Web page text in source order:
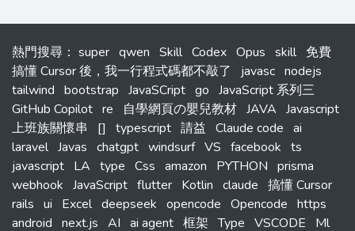
熱門搜尋 ： super qwen Skill Codex Opus skill 免費
搞懂 Cursor 後，我一行程式碼都不敲了
javasc nodejs
tailwind bootstrap JavaSCript go JavaScript 系列三
GitHub Copilot re 自學網頁の嬰兒教材 JAVA Javascript
上班族關懷串
[] typescript 請益 Claude code ai
laravel Javas chatgpt windsurf VS facebook ts
javascript LA type Css amazon PYTHON prisma
webhook JavaScript flutter Kotlin claude 搞懂 Cursor
rails ui Excel deepseek opencode Opencode https
android next.js AI ai agent 框架 Type VSCODE Ml